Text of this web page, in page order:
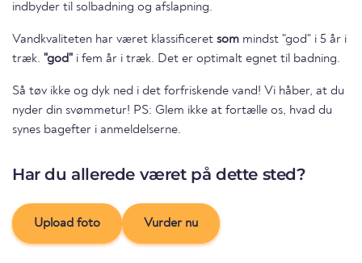
indbyder til solbadning og afslapning.
Vandkvaliteten har været klassificeret som mindst "god" i 5 år i
træk. "god" i fem år i træk. Det er optimalt egnet til badning.
Så tøv ikke og dyk ned i det forfriskende vand! Vi håber, at du
nyder din svømmetur! PS: Glem ikke at fortælle os, hvad du
synes bagefter i anmeldelserne.
Har du allerede været på dette sted?
Upload foto Vurder nu